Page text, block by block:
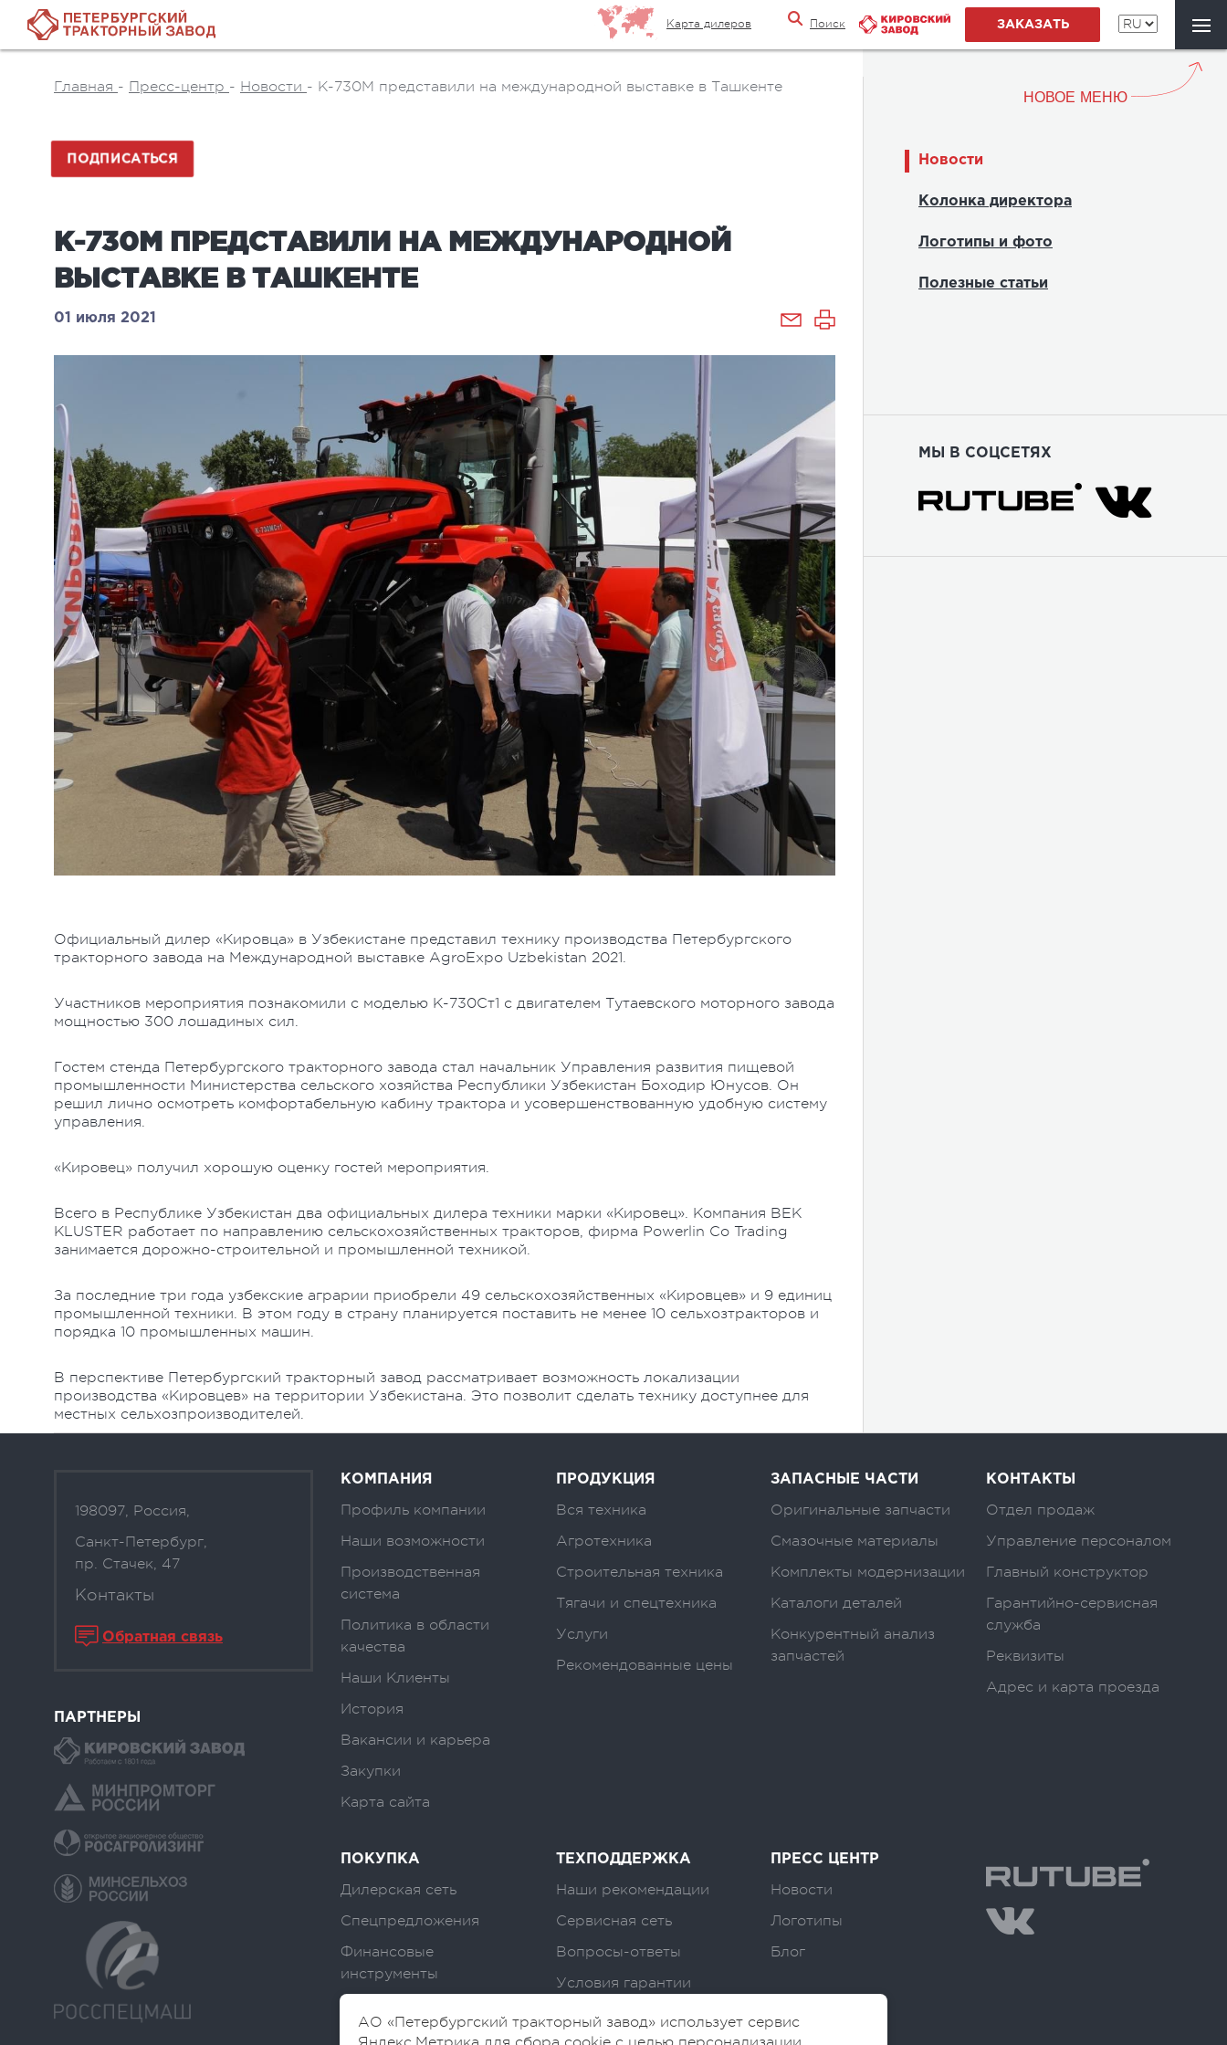
НОВОЕ МЕНЮ
ЗАКАЗАТЬ
Карта дилеров Поиск
Главная - Пресс-центр - Новости - К-730М представили на международной выставке в Ташкенте
ПОДПИСАТЬСЯ
К-730М ПРЕДСТАВИЛИ НА МЕЖДУНАРОДНОЙ
ВЫСТАВКЕ В ТАШКЕНТЕ
01 июля 2021
Официальный дилер «Кировца» в Узбекистане представил технику производства Петербургского
тракторного завода на Международной выставке AgroExpo Uzbekistan 2021.
Участников мероприятия познакомили с моделью К-730Ст1 с двигателем Тутаевского моторного завода
мощностью 300 лошадиных сил.
Гостем стенда Петербургского тракторного завода стал начальник Управления развития пищевой
промышленности Министерства сельского хозяйства Республики Узбекистан Боходир Юнусов. Он
решил лично осмотреть комфортабельную кабину трактора и усовершенствованную удобную систему
управления.
«Кировец» получил хорошую оценку гостей мероприятия.
Всего в Республике Узбекистан два официальных дилера техники марки «Кировец». Компания BЕК
КLUSTER работает по направлению сельскохозяйственных тракторов, фирма Powerlin Co Trading
занимается дорожно-строительной и промышленной техникой.
За последние три года узбекские аграрии приобрели 49 сельскохозяйственных «Кировцев» и 9 единиц
промышленной техники. В этом году в страну планируется поставить не менее 10 сельхозтракторов и
порядка 10 промышленных машин.
В перспективе Петербургский тракторный завод рассматривает возможность локализации
производства «Кировцев» на территории Узбекистана. Это позволит сделать технику доступнее для
местных сельхозпроизводителей.
Новости
Колонка директора
Логотипы и фото
Полезные статьи
МЫ В СОЦСЕТЯХ
198097, Россия,
Санкт-Петербург,
пр. Стачек, 47
Контакты
Обратная связь
ПАРТНЕРЫ
КОМПАНИЯ
Профиль компании
Наши возможности
Производственная
система
Политика в области
качества
Наши Клиенты
История
Вакансии и карьера
Закупки
Карта сайта
ПРОДУКЦИЯ
Вся техника
Агротехника
Строительная техника
Тягачи и спецтехника
Услуги
Рекомендованные цены
ЗАПАСНЫЕ ЧАСТИ
Оригинальные запчасти
Смазочные материалы
Комплекты модернизации
Каталоги деталей
Конкурентный анализ
запчастей
КОНТАКТЫ
Отдел продаж
Управление персоналом
Главный конструктор
Гарантийно-сервисная
служба
Реквизиты
Адрес и карта проезда
ПОКУПКА
Дилерская сеть
Спецпредложения
Финансовые
инструменты
ТЕХПОДДЕРЖКА
Наши рекомендации
Сервисная сеть
Вопросы-ответы
Условия гарантии
ПРЕСС ЦЕНТР
Новости
Логотипы
Блог
АО «Петербургский тракторный завод» использует сервис